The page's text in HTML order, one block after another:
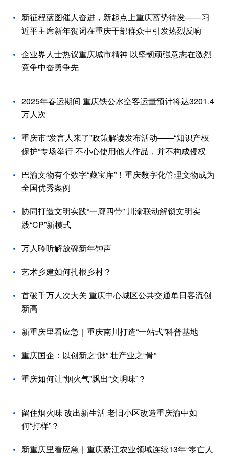
新征程蓝图催人奋进，新起点上重庆蓄势待发——习
近平主席新年贺词在重庆干部群众中引发热烈反响
企业界人士热议重庆城市精神 以坚韧顽强意志在激烈
竞争中奋勇争先
2025年春运期间 重庆铁公水空客运量预计将达3201.4
万人次
重庆市“发言人来了”政策解读发布活动——“知识产权
保护”专场举行 不小心使用他人作品，并不构成侵权
巴渝文物有个数字“藏宝库”！重庆数字化管理文物成为
全国优秀案例
协同打造文明实践“一廊四带” 川渝联动解锁文明实
践“CP”新模式
万人聆听解放碑新年钟声
艺术乡建如何扎根乡村？
首破千万人次大关 重庆中心城区公共交通单日客流创
新高
新重庆里看应急｜重庆南川打造“一站式”科普基地
重庆国企：以创新之“脉” 壮产业之“骨”
重庆如何让“烟火气”飘出“文明味”？
留住烟火味 改出新生活 老旧小区改造重庆渝中如
何“打样”？
新重庆里看应急｜重庆綦江农业领域连续13年“零亡人